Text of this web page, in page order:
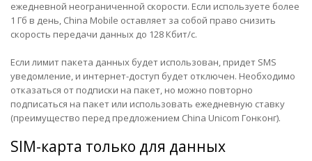
ежедневной неограниченной скорости. Если используете более
1 Гб в день, China Mobile оставляет за собой право снизить
скорость передачи данных до 128 Кбит/с.
Если лимит пакета данных будет использован, придет SMS
уведомление, и интернет-доступ будет отключен. Необходимо
отказаться от подписки на пакет, но можно повторно
подписаться на пакет или использовать ежедневную ставку
(преимущество перед предложением China Unicom Гонконг).
SIM-карта только для данных